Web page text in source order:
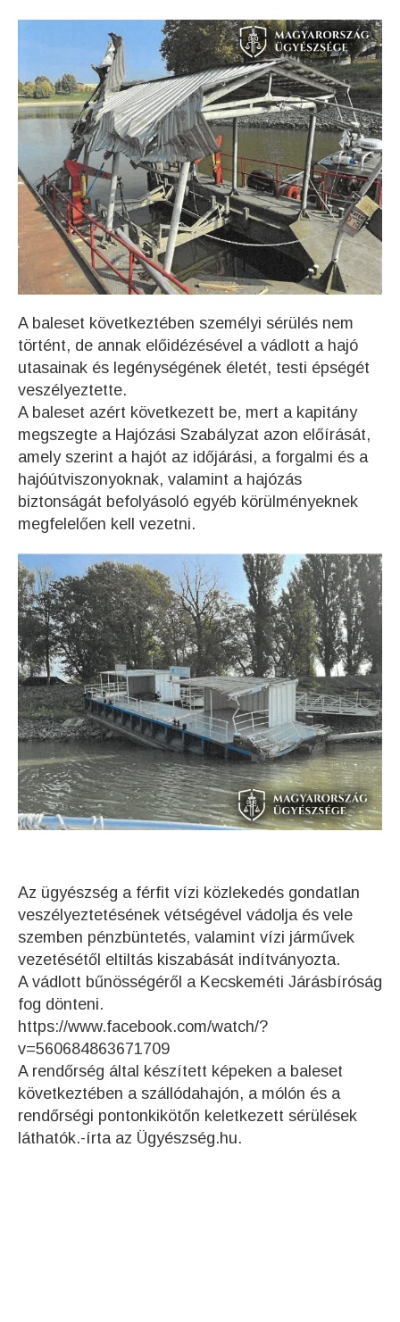
A baleset következtében személyi sérülés nem
történt, de annak előidézésével a vádlott a hajó
utasainak és legénységének életét, testi épségét
veszélyeztette.
A baleset azért következett be, mert a kapitány
megszegte a Hajózási Szabályzat azon előírását,
amely szerint a hajót az időjárási, a forgalmi és a
hajóútviszonyoknak, valamint a hajózás
biztonságát befolyásoló egyéb körülményeknek
megfelelően kell vezetni.
Az ügyészség a férfit vízi közlekedés gondatlan
veszélyeztetésének vétségével vádolja és vele
szemben pénzbüntetés, valamint vízi járművek
vezetésétől eltiltás kiszabását indítványozta.
A vádlott bűnösségéről a Kecskeméti Járásbíróság
fog dönteni.
https://www.facebook.com/watch/?
v=560684863671709
A rendőrség által készített képeken a baleset
következtében a szállódahajón, a mólón és a
rendőrségi pontonkikötőn keletkezett sérülések
láthatók.-írta az Ügyészség.hu.